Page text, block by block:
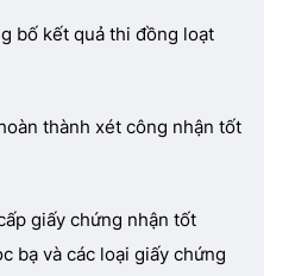
bố kết quả thi đồng loạt
thành xét công nhận tốt
giấy chứng nhận tốt
bạ và các loại giấy chứng